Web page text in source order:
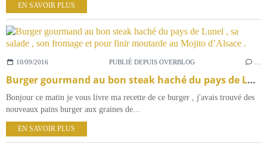
EN SAVOIR PLUS
10/09/2016 PUBLIÉ DEPUIS OVERBLOG
Burger gourmand au bon steak haché du pays de Lunel , sa salade , son fromage et pour finir moutarde au Mojito d’Alsace .
Bonjour ce matin je vous livre ma recette de ce burger , j'avais trouvé des
nouveaux pains burger aux graines de...
EN SAVOIR PLUS